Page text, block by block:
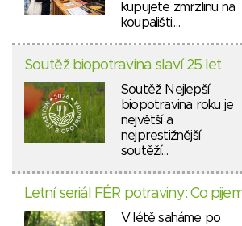
kupujete zmrzlinu na
koupališti,…
Soutěž biopotravina slaví 25 let
Soutěž Nejlepší
biopotravina roku je
největší a
nejprestižnější
soutěží…
Letní seriál FÉR potraviny: Co
V létě saháme po